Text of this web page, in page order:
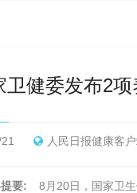
卫健委发布2
人民日报健康客
要:
8月20日，国家卫